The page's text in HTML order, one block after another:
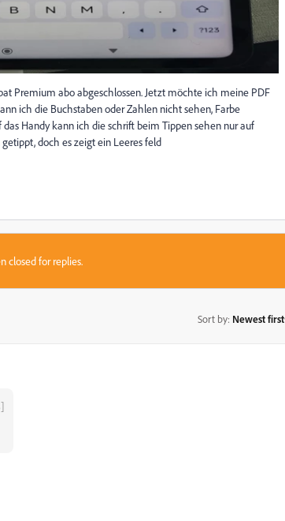
Premium abo abgeschlossen. Jetzt möchte ich meine PDF
ich die Buchstaben oder Zahlen nicht sehen, Farbe
Handy kann ich die schrift beim Tippen sehen nur auf
doch es zeigt ein Leeres feld
closed for replies.
Sort by: Newest first